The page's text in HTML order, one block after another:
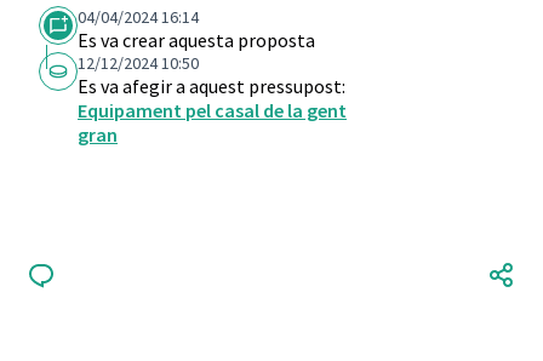
04/04/2024 16:14
Es va crear aquesta proposta
12/12/2024 10:50
Es va afegir a aquest pressupost:
Equipament pel casal de la gent
gran